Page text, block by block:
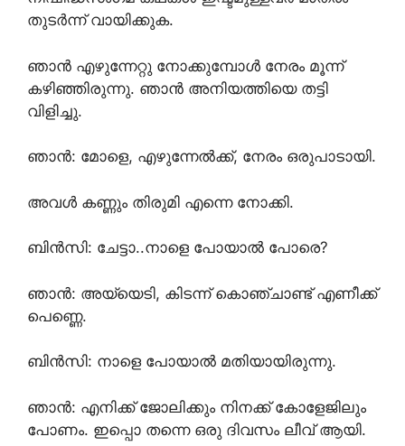
തുടർന്ന് വായിക്കുക.
ഞാൻ എഴുന്നേറ്റു നോക്കുമ്പോൾ നേരം മൂന്ന്
കഴിഞ്ഞിരുന്നു. ഞാൻ അനിയത്തിയെ തട്ടി
വിളിച്ചു.
ഞാൻ: മോളെ, എഴുന്നേൽക്ക്, നേരം ഒരുപാടായി.
അവൾ കണ്ണും തിരുമി എന്നെ നോക്കി.
ബിൻസി: ചേട്ടാ..നാളെ പോയാൽ പോരെ?
ഞാൻ: അയ്യെടി, കിടന്ന് കൊഞ്ചാണ്ട് എണീക്ക്
പെണ്ണെ.
ബിൻസി: നാളെ പോയാൽ മതിയായിരുന്നു.
ഞാൻ: എനിക്ക് ജോലിക്കും നിനക്ക് കോളേജിലും
പോണം. ഇപ്പൊ തന്നെ ഒരു ദിവസം ലീവ് ആയി.